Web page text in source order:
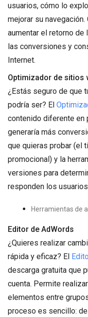
usuarios, cómo lo
mejorar su
aumentar el retorno
las conversiones y
Internet.
Optimizador de sitios
¿Estás seguro de que
podría ser? El
contenido diferente en
generaría más
que quieras probar (el
promocional) y la
versiones para
responden los
Herramientas de
Editor de AdWords
¿Quieres realizar
rápida y eficaz? El
descarga gratuita que
cuenta. Permite
elementos entre
proceso es sencillo: